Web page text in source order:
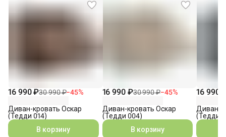
16 990 ₽30 990 ₽−45%
Диван-кровать Оскар
(Тедди 014)
В корзину
16 990 ₽30 990 ₽−45%
Диван-кровать Оскар
(Тедди 004)
В корзину
16 990
Диван-
(Тедди